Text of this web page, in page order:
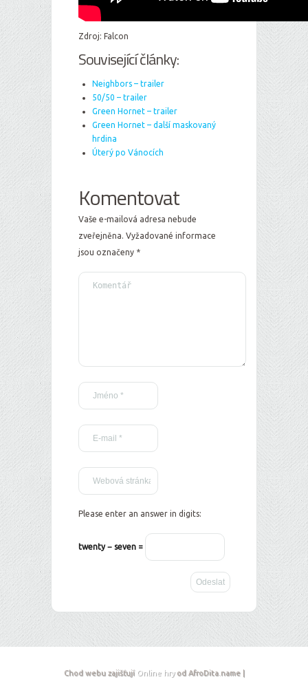
Zdroj: Falcon
Související články:
Neighbors – trailer
50/50 – trailer
Green Hornet – trailer
Green Hornet – další maskovaný
hrdina
Úterý po Vánocích
Komentovat
Vaše e-mailová adresa nebude
zveřejněna. Vyžadované informace
jsou označeny *
Please enter an answer in digits:
twenty − seven =
Chod webu zajišťují Online hryod AfroDita.name |